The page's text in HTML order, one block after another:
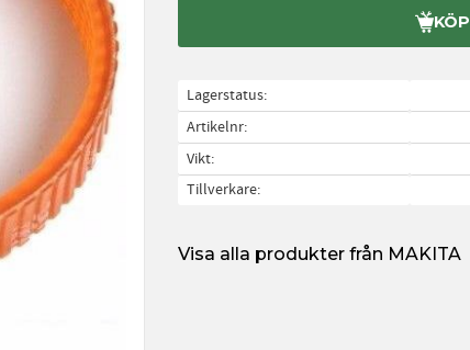
KÖP
Lagerstatus
Artikelnr
Vikt
Tillverkare
Visa alla produkter från MAKITA